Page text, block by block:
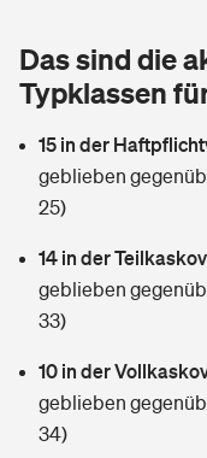
Tools
Wer versichert was:
Sie haben Fragen?
Glasversicherung
Zur Übersicht
Tools
Kinderinvalidität
Hundehalter-
Handyversicherung
Dread-Disease-
Zur Übersicht
Tools
Wer versichert was:
Sie haben Fragen?
Das sind die
Typklassen
15 in der
geblieben
25)
14 in der
geblieben
33)
10 in der
geblieben
34)